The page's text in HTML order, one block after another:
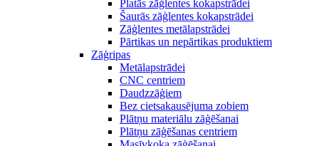
Platās zāģlentes kokapstrādei
Šaurās zāģlentes kokapstrādei
Zāģlentes metālapstrādei
Pārtikas un nepārtikas produktiem
Zāģripas
Metālapstrādei
CNC centriem
Daudzzāģiem
Bez cietsakausējuma zobiem
Plātņu materiālu zāģēšanai
Plātņu zāģēšanas centriem